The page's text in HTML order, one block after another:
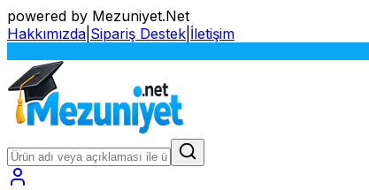
powered by Mezuniyet.Net
Hakkımızda Sipariş Destek İletişim